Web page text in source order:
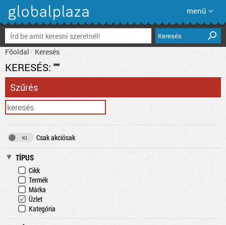
menü
Keresés
Főoldal Keresés
KERESÉS: ""
Szűrés
Csak akciósak
TÍPUS
Cikk
Termék
Márka
Üzlet
Kategória